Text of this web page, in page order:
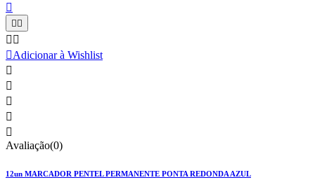


 
Adicionar à Wishlist





Avaliação(0)
12un MARCADOR PENTEL PERMANENTE PONTA REDONDA AZUL